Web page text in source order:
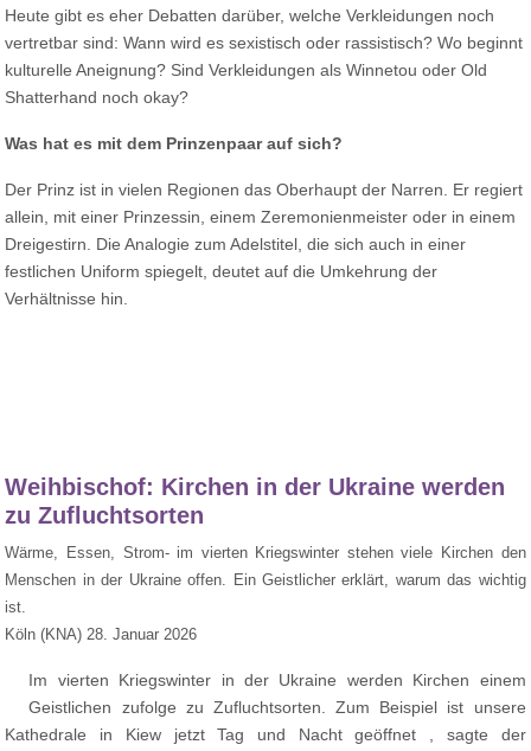
Heute gibt es eher Debatten darüber, welche Verkleidungen noch
vertretbar sind: Wann wird es sexistisch oder rassistisch? Wo beginnt
kulturelle Aneignung? Sind Verkleidungen als Winnetou oder Old
Shatterhand noch okay?
Was hat es mit dem Prinzenpaar auf sich?
Der Prinz ist in vielen Regionen das Oberhaupt der Narren. Er regiert
allein, mit einer Prinzessin, einem Zeremonienmeister oder in einem
Dreigestirn. Die Analogie zum Adelstitel, die sich auch in einer
festlichen Uniform spiegelt, deutet auf die Umkehrung der
Verhältnisse hin.
Weihbischof: Kirchen in der Ukraine werden
zu Zufluchtsorten
Wärme, Essen, Strom- im vierten Kriegswinter stehen viele Kirchen den
Menschen in der Ukraine offen. Ein Geistlicher erklärt, warum das wichtig
ist.
Köln (KNA) 28. Januar 2026
Im vierten Kriegswinter in der Ukraine werden Kirchen einem
Geistlichen zufolge zu Zufluchtsorten. Zum Beispiel ist unsere
Kathedrale in Kiew jetzt Tag und Nacht geöffnet , sagte der